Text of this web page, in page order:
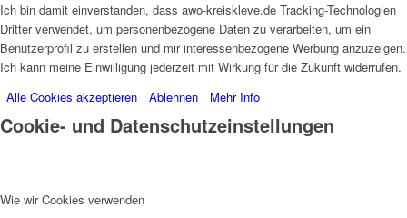
Ich bin damit einverstanden, dass awo-kreiskleve.de Tracking-Technologien
Dritter verwendet, um personenbezogene Daten zu verarbeiten, um ein
Benutzerprofil zu erstellen und mir interessenbezogene Werbung anzuzeigen.
Ich kann meine Einwilligung jederzeit mit Wirkung für die Zukunft widerrufen.
Alle Cookies akzeptieren
Ablehnen Mehr Info
Cookie- und Datenschutzeinstellungen
Wie wir Cookies verwenden